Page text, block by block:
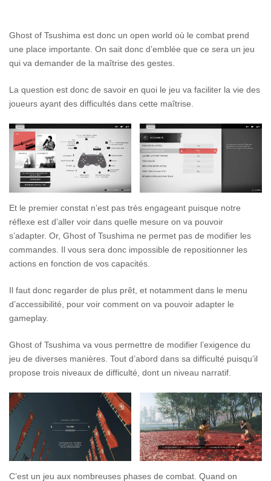
Ghost of Tsushima est donc un open world où le combat prend
une place importante. On sait donc d’emblée que ce sera un jeu
qui va demander de la maîtrise des gestes.
La question est donc de savoir en quoi le jeu va faciliter la vie des
joueurs ayant des difficultés dans cette maîtrise.
Et le premier constat n’est pas très engageant puisque notre
réflexe est d’aller voir dans quelle mesure on va pouvoir
s’adapter. Or, Ghost of Tsushima ne permet pas de modifier les
commandes. Il vous sera donc impossible de repositionner les
actions en fonction de vos capacités.
Il faut donc regarder de plus prêt, et notamment dans le menu
d’accessibilité, pour voir comment on va pouvoir adapter le
gameplay.
Ghost of Tsushima va vous permettre de modifier l’exigence du
jeu de diverses manières. Tout d’abord dans sa difficulté puisqu’il
propose trois niveaux de difficulté, dont un niveau narratif.
C’est un jeu aux nombreuses phases de combat. Quand on